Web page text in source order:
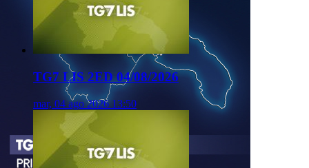
TG7 LIS 2ED 04/08/2026
mar, 04 ago 2026 13:50